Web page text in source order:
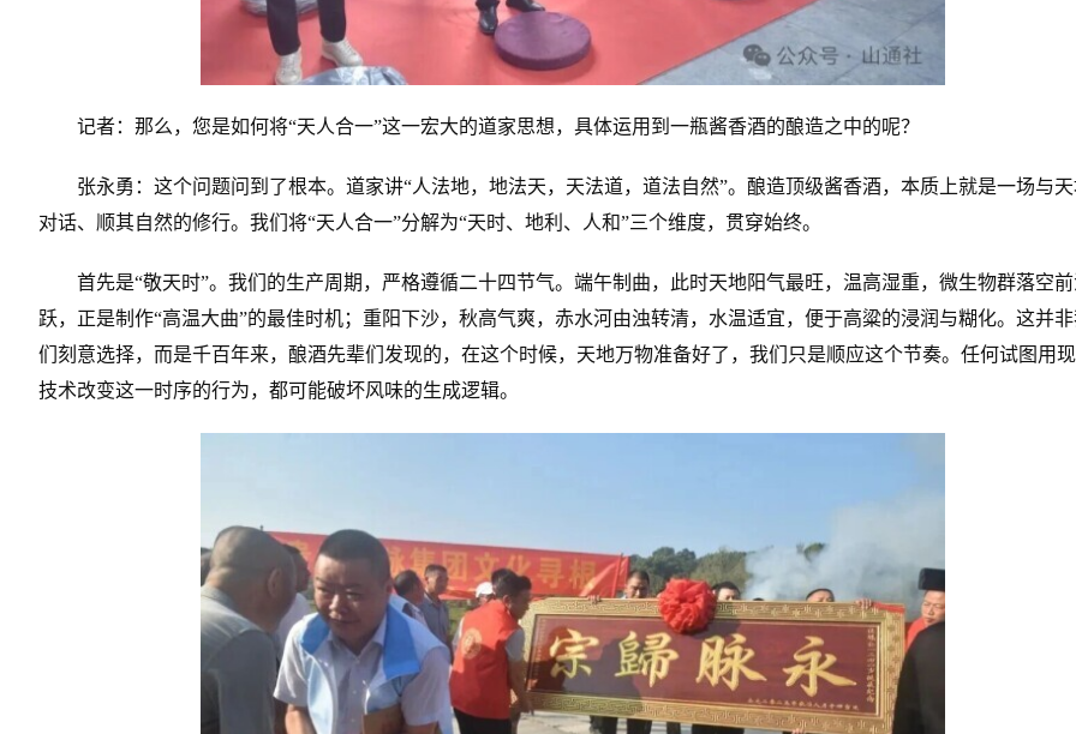
记者：那么，您是如何将“天人合一”这一宏大的道家思想，具体运用到一瓶酱香酒的酿造之中的呢？
张永勇：这个问题问到了根本。道家讲“人法地，地法天，天法道，道法自然”。酿造顶级酱香酒，本质上就是一场与
对话、顺其自然的修行。我们将“天人合一”分解为“天时、地利、人和”三个维度，贯穿始终。
首先是“敬天时”。我们的生产周期，严格遵循二十四节气。端午制曲，此时天地阳气最旺，温高湿重，微生物群落空
跃，正是制作“高温大曲”的最佳时机；重阳下沙，秋高气爽，赤水河由浊转清，水温适宜，便于高粱的浸润与糊化。这并
们刻意选择，而是千百年来，酿酒先辈们发现的，在这个时候，天地万物准备好了，我们只是顺应这个节奏。任何试图用
技术改变这一时序的行为，都可能破坏风味的生成逻辑。